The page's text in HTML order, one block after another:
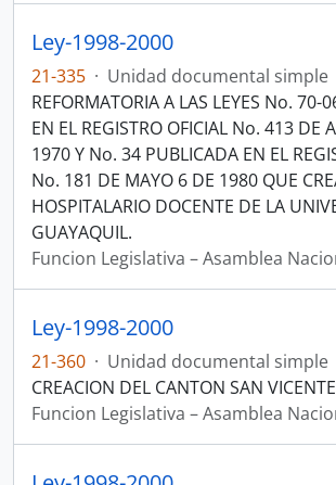
Ley-1998-2000
21-335 · Unidad documental simple
REFORMATORIA A LAS LEYES No. 70-
EN EL REGISTRO OFICIAL No. 413 DE
1970 Y No. 34 PUBLICADA EN EL
No. 181 DE MAYO 6 DE 1980 QUE
HOSPITALARIO DOCENTE DE LA
GUAYAQUIL.
Funcion Legislativa – Asamblea
Ley-1998-2000
21-360 · Unidad documental simple
CREACION DEL CANTON SAN
Funcion Legislativa – Asamblea